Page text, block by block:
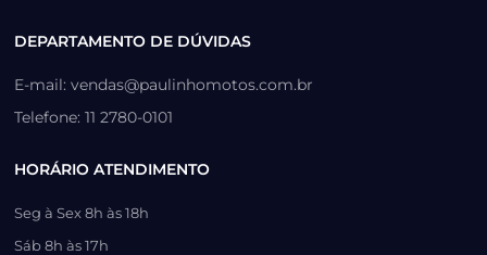
DEPARTAMENTO DE DÚVIDAS
E-mail: vendas@paulinhomotos.com.br
Telefone: 11 2780-0101
HORÁRIO ATENDIMENTO
Seg à Sex 8h às 18h
Sáb 8h às 17h